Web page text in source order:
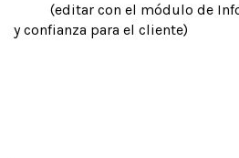
(editar con el módulo de
y confianza para el cliente)